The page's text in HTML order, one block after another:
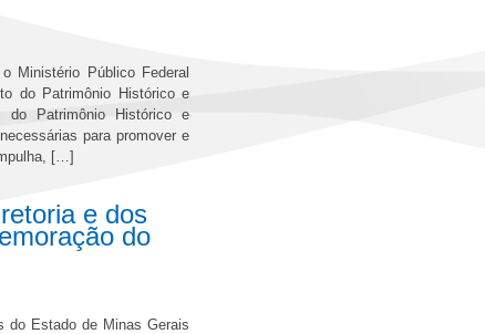
Ministério Público Federal
do Patrimônio Histórico e
do Patrimônio Histórico e
para promover e
[…]
e dos
do
do Estado de Minas Gerais